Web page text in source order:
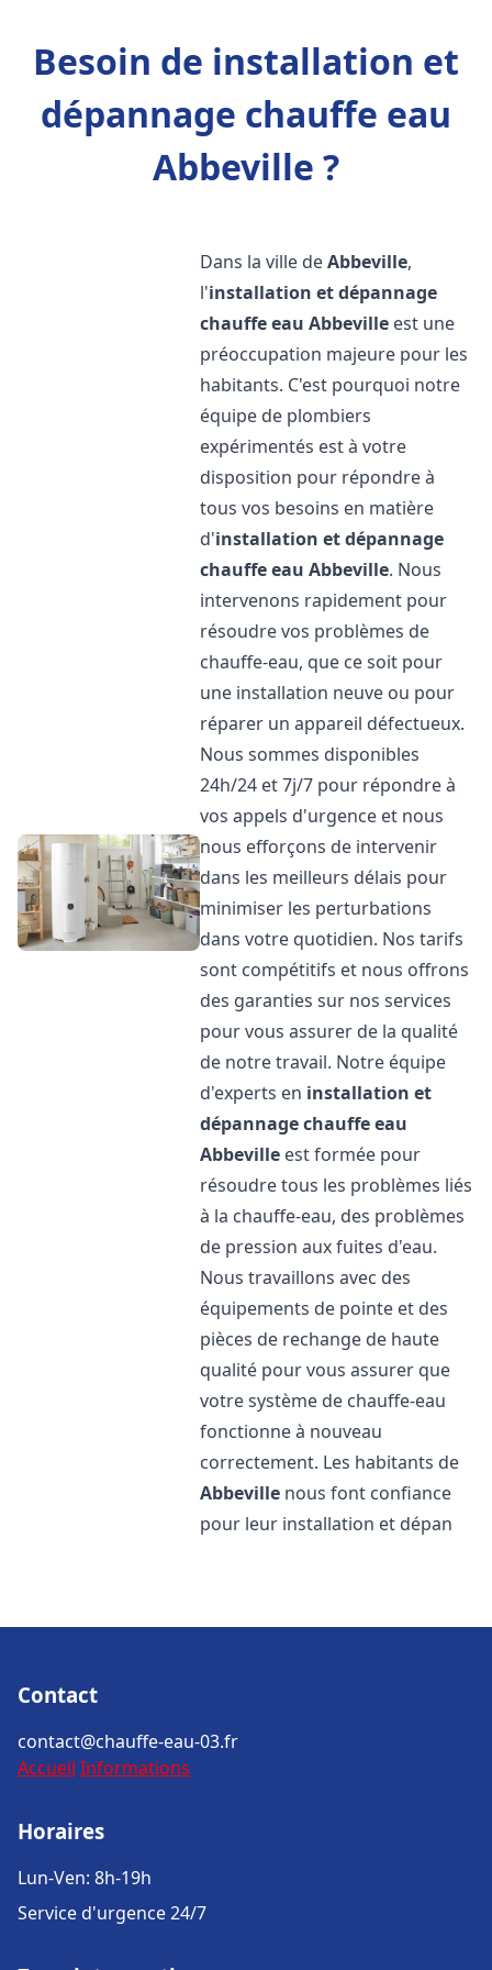
Besoin de installation et
dépannage chauffe eau
Abbeville ?
Dans la ville deAbbeville,
l'installation et dépannage
chauffe eau Abbeville est une
préoccupation majeure pour les
habitants. C'est pourquoi notre
équipe de plombiers
expérimentés est à votre
disposition pour répondre à
tous vos besoins en matière
d'installation et dépannage
chauffe eau Abbeville. Nous
intervenons rapidement pour
résoudre vos problèmes de
chauffe-eau, que ce soit pour
une installation neuve ou pour
réparer un appareil défectueux.
Nous sommes disponibles
24h/24 et 7j/7 pour répondre à
vos appels d'urgence et nous
nous efforçons de intervenir
dans les meilleurs délais pour
minimiser les perturbations
dans votre quotidien. Nos tarifs
sont compétitifs et nous offrons
des garanties sur nos services
pour vous assurer de la qualité
de notre travail. Notre équipe
d'experts en installation et
dépannage chauffe eau
Abbeville est formée pour
résoudre tous les problèmes liés
à la chauffe-eau, des problèmes
de pression aux fuites d'eau.
Nous travaillons avec des
équipements de pointe et des
pièces de rechange de haute
qualité pour vous assurer que
votre système de chauffe-eau
fonctionne à nouveau
correctement. Les habitants de
Abbeville nous font confiance
pour leur installation et dépan
Contact
contact@chauffe-eau-03.fr
Accueil Informations
Horaires
Lun-Ven: 8h-19h
Service d'urgence 24/7